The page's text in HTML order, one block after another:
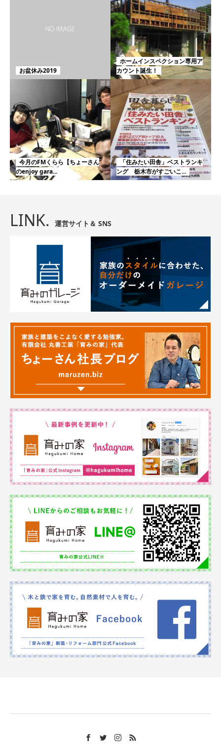
お盆休み2019
ホームインスペクション専用ア
カウント誕生！
今月のFMくらら【ちょーさん
のenjoy gara...
「住みたい田舎」ベストランキ
ング 栃木市がすごいこ...
LINK. 運営サイト＆ SNS